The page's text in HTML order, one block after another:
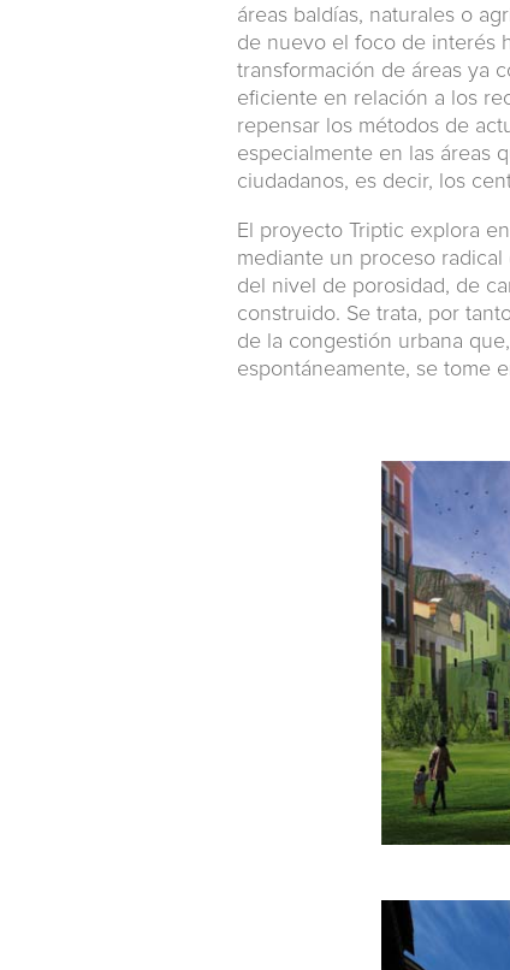
áreas baldías, naturales o
de nuevo el foco de interés
transformación de áreas ya
eficiente en relación a los
repensar los métodos de
especialmente en las áreas
ciudadanos, es decir, los
El proyecto Triptic explora
mediante un proceso
del nivel de porosidad, de
construido. Se trata, por
de la congestión urbana
espontáneamente, se tome